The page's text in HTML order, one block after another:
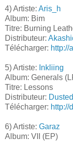
4) Artiste: Aris_h
Album: Bim
Titre: Burning
Distributeur:
Télécharger: http://
5) Artiste: Inkliing
Album: Generals
Titre: Lessons
Distributeur:
Télécharger: http://
6) Artiste: Garaz
Album: VII (EP)